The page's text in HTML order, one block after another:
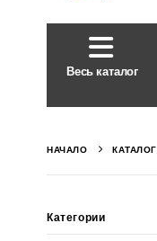
Весь каталог
НАЧАЛО КАТАЛОГ
Категории